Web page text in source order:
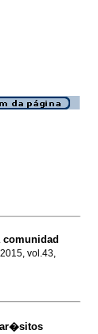
comunidad
vol.43,